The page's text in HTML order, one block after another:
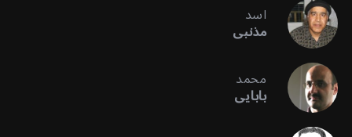
اسد
مذنبی
محمد
بابایی